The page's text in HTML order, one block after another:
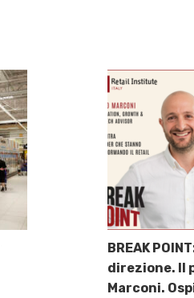
BREAK
direzione. Il
Marconi.